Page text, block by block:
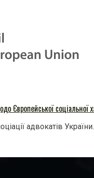
Європейської соціальної
адвокатів України.